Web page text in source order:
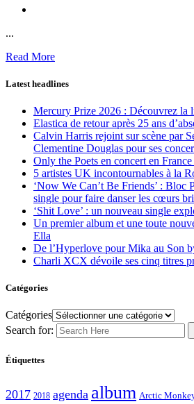
...
Read More
Latest headlines
Mercury Prize 2026 : Découvrez la
Elastica de retour après 25 ans
Calvin Harris rejoint sur scène par
Clementine Douglas pour ses
Only the Poets en concert en
5 artistes UK incontournables à la
‘Now We Can’t Be Friends’ : Bloc
single pour faire danser les cœurs
‘Shit Love’ : un nouveau single
Un premier album et une toute
Ella
De l’Hyperlove pour Mika au Son
Charli XCX dévoile ses cinq titres
Catégories
Catégories
Search for:
Étiquettes
2017 2018 agenda album Arctic